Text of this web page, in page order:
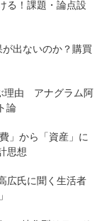
る！課題・論点設
出ないのか？購買
理由 アナグラム阿
論
」から「資産」に
思想
広氏に聞く生活者